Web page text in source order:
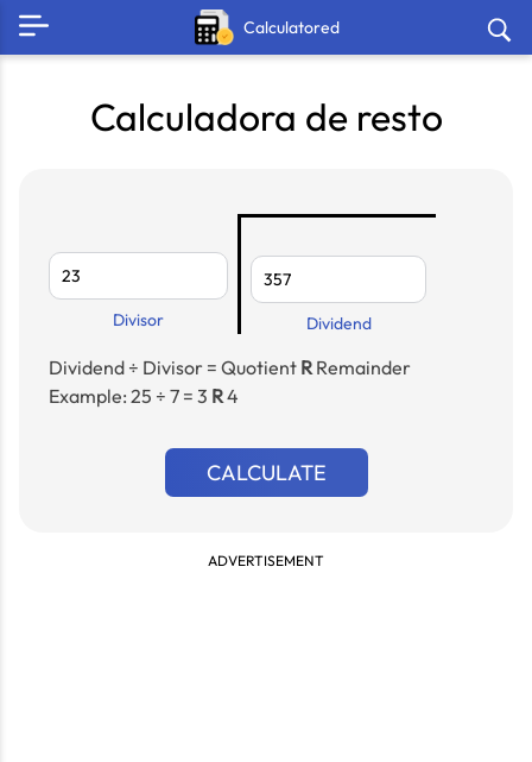
Calculatored
Calculadora de resto
Divisor Dividend
Dividend ÷ Divisor = Quotient RRemainder
Example: 25 ÷ 7 = 3 R4
CALCULATE
ADVERTISEMENT